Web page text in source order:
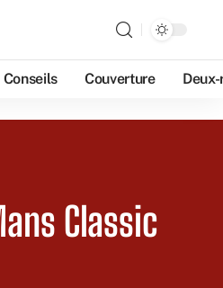
Conseils Couverture
Classic